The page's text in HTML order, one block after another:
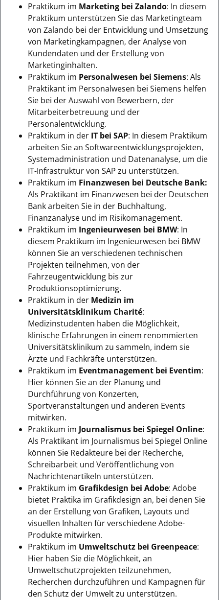
Praktikum im Marketing bei Zalando: In diesem
Praktikum unterstützen Sie das Marketingteam
von Zalando bei der Entwicklung und Umsetzung
von Marketingkampagnen, der Analyse von
Kundendaten und der Erstellung von
Marketinginhalten.
Praktikum im Personalwesen bei Siemens: Als
Praktikant im Personalwesen bei Siemens helfen
Sie bei der Auswahl von Bewerbern, der
Mitarbeiterbetreuung und der
Personalentwicklung.
Praktikum in der IT bei SAP: In diesem Praktikum
arbeiten Sie an Softwareentwicklungsprojekten,
Systemadministration und Datenanalyse, um die
IT-Infrastruktur von SAP zu unterstützen.
Praktikum im Finanzwesen bei Deutsche Bank:
Als Praktikant im Finanzwesen bei der Deutschen
Bank arbeiten Sie in der Buchhaltung,
Finanzanalyse und im Risikomanagement.
Praktikum im Ingenieurwesen bei BMW: In
diesem Praktikum im Ingenieurwesen bei BMW
können Sie an verschiedenen technischen
Projekten teilnehmen, von der
Fahrzeugentwicklung bis zur
Produktionsoptimierung.
Praktikum in der Medizin im
Universitätsklinikum Charité:
Medizinstudenten haben die Möglichkeit,
klinische Erfahrungen in einem renommierten
Universitätsklinikum zu sammeln, indem sie
Ärzte und Fachkräfte unterstützen.
Praktikum im Eventmanagement bei Eventim:
Hier können Sie an der Planung und
Durchführung von Konzerten,
Sportveranstaltungen und anderen Events
mitwirken.
Praktikum im Journalismus bei Spiegel Online:
Als Praktikant im Journalismus bei Spiegel Online
können Sie Redakteure bei der Recherche,
Schreibarbeit und Veröffentlichung von
Nachrichtenartikeln unterstützen.
Praktikum im Grafikdesign bei Adobe: Adobe
bietet Praktika im Grafikdesign an, bei denen Sie
an der Erstellung von Grafiken, Layouts und
visuellen Inhalten für verschiedene Adobe-
Produkte mitwirken.
Praktikum im Umweltschutz bei Greenpeace:
Hier haben Sie die Möglichkeit, an
Umweltschutzprojekten teilzunehmen,
Recherchen durchzuführen und Kampagnen für
den Schutz der Umwelt zu unterstützen.